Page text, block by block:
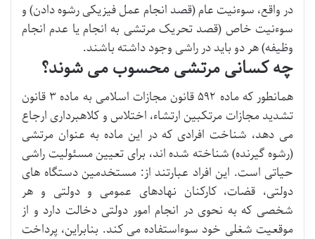
در واقع، سوءنیت عام (قصد انجام عمل فیزیکی رشوه دادن) و
سوءنیت خاص (قصد تحریک مرتشی به انجام یا عدم انجام
وظیفه) هر دو باید در راشی وجود داشته باشند.
چه کسانی مرتشی محسوب می شوند؟
همانطور که ماده ۵۹۲ قانون مجازات اسلامی به ماده ۳ قانون
تشدید مجازات مرتکبین ارتشاء، اختلاس و کلاهبرداری ارجاع
می دهد، شناخت افرادی که در این ماده به عنوان مرتشی
(رشوه گیرنده) شناخته شده اند، برای تعیین مسئولیت راشی
حیاتی است. این افراد عبارتند از: مستخدمین دستگاه های
دولتی، قضات، کارکنان نهادهای عمومی و دولتی و هر
شخصی که به نحوی در انجام امور دولتی دخالت دارد و از
موقعیت شغلی خود سوءاستفاده می کند. بنابراین، پرداخت